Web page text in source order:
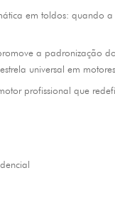
em toldos: quando
a padronização
universal em
profissional que